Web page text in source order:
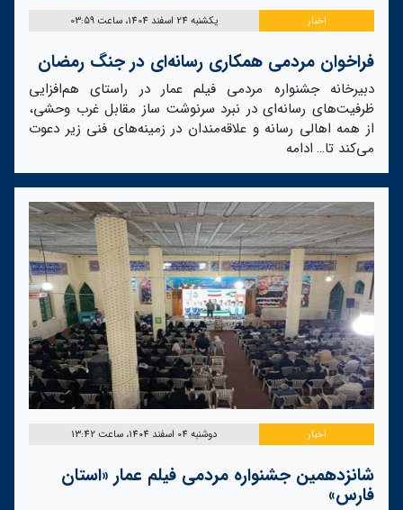
اخبار یکشنبه 24 اسفند 1404، ساعت 03:59
فراخوان مردمی همکاری رسانه‌ای در جنگ رمضان
دبیرخانه جشنواره مردمی فیلم عمار در راستای هم‌افزایی
ظرفیت‌های رسانه‌ای در نبرد سرنوشت ساز مقابل غرب وحشی،
از همه اهالی رسانه و علاقه‌مندان در زمینه‌های فنی زیر دعوت
می‌کند تا… ادامه
اخبار دوشنبه 04 اسفند 1404، ساعت 13:42
شانزدهمین جشنواره مردمی فیلم عمار «استان
فارس»